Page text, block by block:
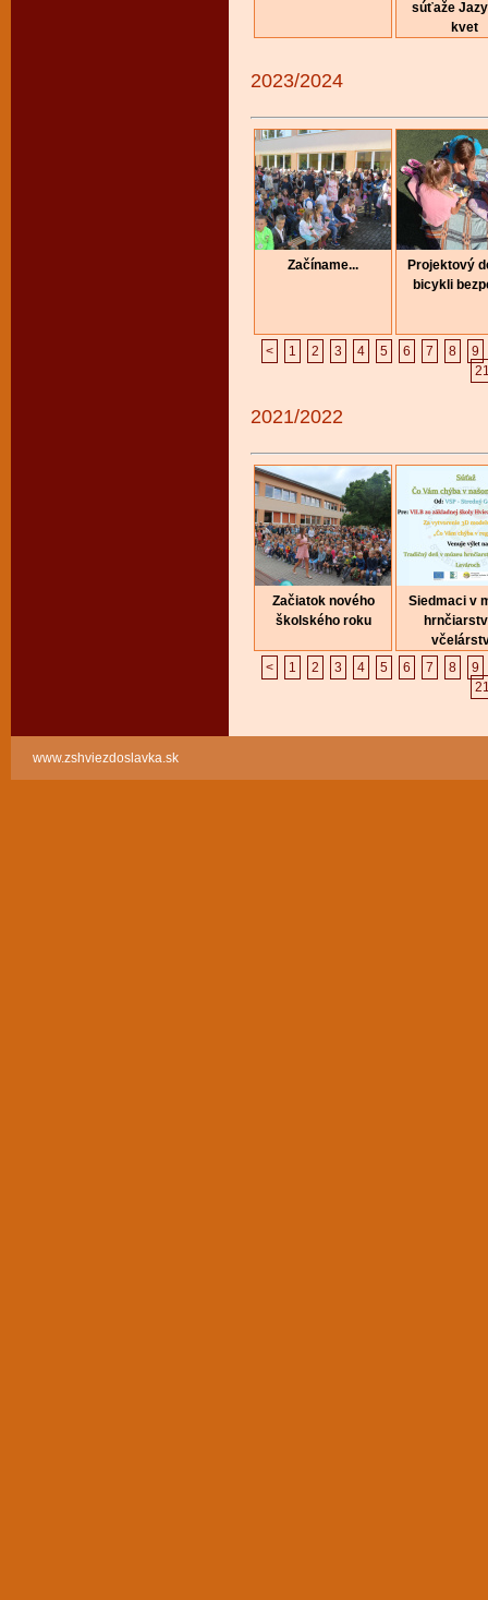
súťaže
kvet
2023/2024
Začíname...
Projektový
bicykli
< 1 2 3 4 5 6 7 8
9
2021/2022
Začiatok nového
školského roku
Siedmaci v
<
1 2 3 4 5 6 7 8
9
www.zshviezdoslavka.sk